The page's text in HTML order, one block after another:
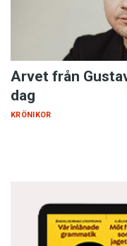
Arvet från
dag
KRÖNIKOR